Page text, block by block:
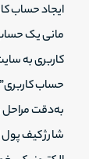
ایجاد حساب
مانی یک حساب
کاربری به
حساب
به‌دقت مراحل
شارژ کیف پول